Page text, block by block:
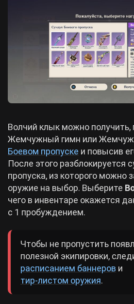
Волчий клык можно получить,
Жемчужный гимн или
Боевом пропуске и повысив
После этого разблокируется
пропуска, из которого можно
оружие на выбор. Выберите
чего в инвентаре окажется
с 1 пробуждением.
Чтобы не пропустить
полезной экипировки,
расписанием баннеров и
тир-листом оружия.